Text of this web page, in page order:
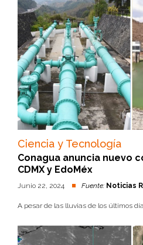
Ciencia y Tecnología
Conagua anuncia nuevo
CDMX y EdoMéx
Junio 22, 2024 Fuente: Noticias
A pesar de las lluvias de los últimos